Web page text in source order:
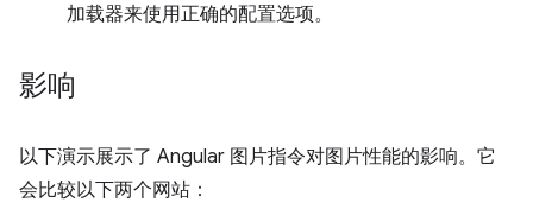
加载器来使用正确的配置选项。
影响
以下演示展示了 Angular 图片指令对图片性能的影响。它
会比较以下两个网站：